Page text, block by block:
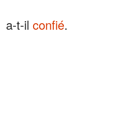
a-t-il confié.